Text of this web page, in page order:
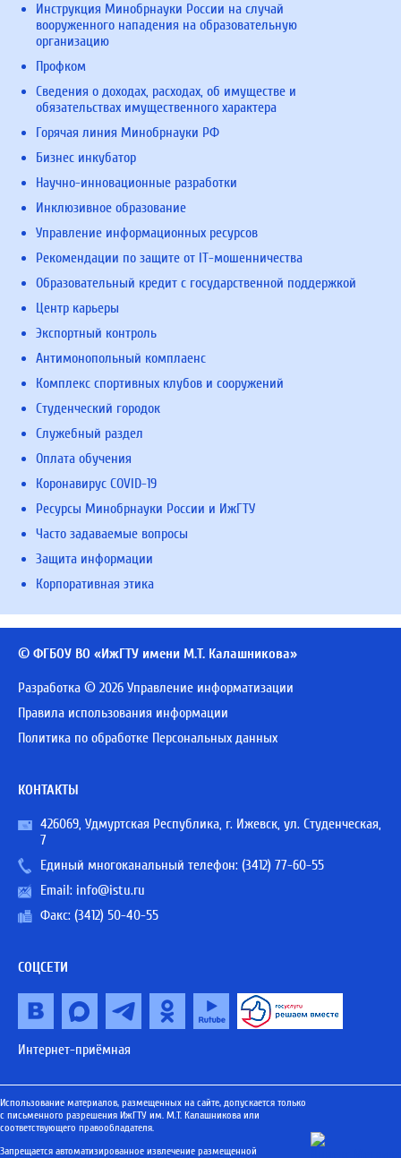
Инструкция Минобрнауки России на случай
вооруженного нападения на образовательную
организацию
Профком
Сведения о доходах, расходах, об имуществе и
обязательствах имущественного характера
Горячая линия Минобрнауки РФ
Бизнес инкубатор
Научно-инновационные разработки
Инклюзивное образование
Управление информационных ресурсов
Рекомендации по защите от IT-мошенничества
Образовательный кредит с государственной поддержкой
Центр карьеры
Экспортный контроль
Антимонопольный комплаенс
Комплекс спортивных клубов и сооружений
Студенческий городок
Служебный раздел
Оплата обучения
Коронавирус COVID-19
Ресурсы Минобрнауки России и ИжГТУ
Часто задаваемые вопросы
Защита информации
Корпоративная этика
© ФГБОУ ВО «ИжГТУ имени М.Т. Калашникова»
Разработка © 2026 Управление информатизации
Правила использования информации
Политика по обработке Персональных данных
КОНТАКТЫ
426069, Удмуртская Республика, г. Ижевск, ул. Студенческая,
7
Единый многоканальный телефон: (3412) 77-60-55
Email: info@istu.ru
Факс: (3412) 50-40-55
СОЦСЕТИ
Интернет-приёмная
Использование материалов, размещенных на сайте, допускается только
с письменного разрешения ИжГТУ им. М.Т. Калашникова или
соответствующего правообладателя.
Запрещается автоматизированное извлечение размещенной